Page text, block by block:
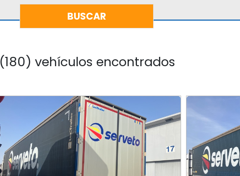
(180) vehículos encontrados